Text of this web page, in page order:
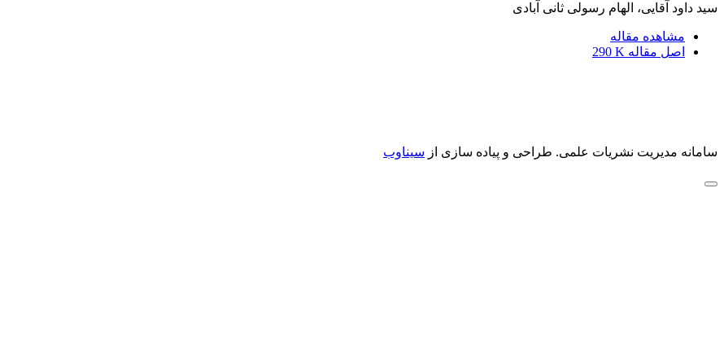
سید داود آقایی، الهام رسولی ثانی آبادی
مشاهده مقاله
اصل مقاله 290 K
سامانه مدیریت نشریات علمی. طراحی و پیاده سازی از سیناوب